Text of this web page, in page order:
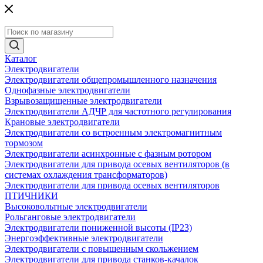
Каталог
Электродвигатели
Электродвигатели общепромышленного назначения
Однофазные электродвигатели
Взрывозащищенные электродвигатели
Электродвигатели АДЧР для частотного регулирования
Крановые электродвигатели
Электродвигатели со встроенным электромагнитным
тормозом
Электродвигатели асинхронные с фазным ротором
Электродвигатели для привода осевых вентиляторов (в
системах охлаждения трансформаторов)
Электродвигатели для привода осевых вентиляторов
ПТИЧНИКИ
Высоковольтные электродвигатели
Рольганговые электродвигатели
Электродвигатели пониженной высоты (IP23)
Энергоэффективные электродвигатели
Электродвигатели с повышенным скольжением
Электродвигатели для привода станков-качалок